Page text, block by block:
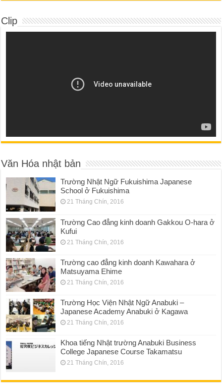
Clip
Văn Hóa nhật bản
Trường Nhật Ngữ Fukuishima Japanese
School ở Fukuishima
21 Tháng Chín, 2016
Trường Cao đẳng kinh doanh Gakkou O-hara ở
Kufui
21 Tháng Chín, 2016
Trường cao đẳng kinh doanh Kawahara ở
Matsuyama Ehime
21 Tháng Chín, 2016
Trường Học Viện Nhật Ngữ Anabuki –
Japanese Academy Anabuki ở Kagawa
21 Tháng Chín, 2016
Khoa tiếng Nhật trường Anabuki Business
College Japanese Course Takamatsu
21 Tháng Chín, 2016